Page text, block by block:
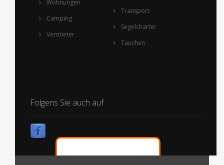
Wohnungen
Camping
Vermieter
Transport
Segelcharter
Tauchen
Folgens Sie auch auf